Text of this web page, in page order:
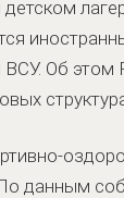
ВСУ. Об
данным